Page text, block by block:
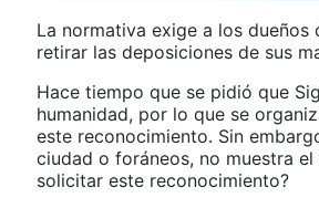
La normativa exige a los
retirar las deposiciones de sus
Hace tiempo que se pidió que
humanidad, por lo que se
este reconocimiento. Sin
ciudad o foráneos, no muestra
solicitar este reconocimiento?